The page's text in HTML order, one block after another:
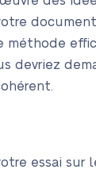
méthode
devriez
essai